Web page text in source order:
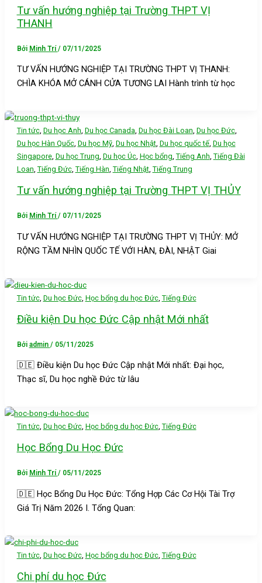
Tư vấn hướng nghiệp tại Trường THPT VỊ
THANH
Bởi Minh Trí/ 07/11/2025
TƯ VẤN HƯỚNG NGHIỆP TẠI TRƯỜNG THPT VỊ THANH:
CHÌA KHÓA MỞ CÁNH CỬA TƯƠNG LAI Hành trình từ học
Tin tức, Du học Anh, Du học Canada, Du học Đài Loan, Du học Đức,
Du học Hàn Quốc, Du học Mỹ, Du học Nhật, Du học quốc tế, Du học
Singapore, Du học Trung, Du học Úc, Học bổng, Tiếng Anh, Tiếng Đài
Loan, Tiếng Đức, Tiếng Hàn, Tiếng Nhật, Tiếng Trung
Tư vấn hướng nghiệp tại Trường THPT VỊ THỦY
Bởi Minh Trí / 07/11/2025
TƯ VẤN HƯỚNG NGHIỆP TẠI TRƯỜNG THPT VỊ THỦY: MỞ
RỘNG TẦM NHÌN QUỐC TẾ VỚI HÀN, ĐÀI, NHẬT Giai
Tin tức, Du học Đức, Học bổng du học Đức, Tiếng Đức
Điều kiện Du học Đức Cập nhật Mới nhất
Bởi admin / 05/11/2025
🇩🇪 Điều kiện Du học Đức Cập nhật Mới nhất: Đại học,
Thạc sĩ, Du học nghề Đức từ lâu
Tin tức, Du học Đức, Học bổng du học Đức, Tiếng Đức
Học Bổng Du Học Đức
Bởi Minh Trí / 05/11/2025
🇩🇪 Học Bổng Du Học Đức: Tổng Hợp Các Cơ Hội Tài Trợ
Giá Trị Năm 2026 I. Tổng Quan:
Tin tức, Du học Đức, Học bổng du học Đức, Tiếng Đức
Chi phí du học Đức